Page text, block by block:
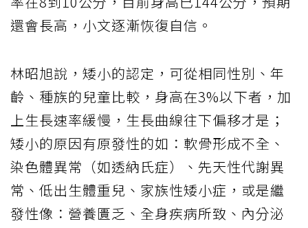
還會長高，小文逐漸恢復自信。
林昭旭說，矮小的認定，可從相同性別、年
齡、種族的兒童比較，身高在3%以下者，加
上生長速率緩慢，生長曲線往下偏移才是；
矮小的原因有原發性的如：軟骨形成不全、
染色體異常（如透納氏症）、先天性代謝異
常、低出生體重兒、家族性矮小症，或是繼
發性像：營養匱乏、全身疾病所致、內分泌